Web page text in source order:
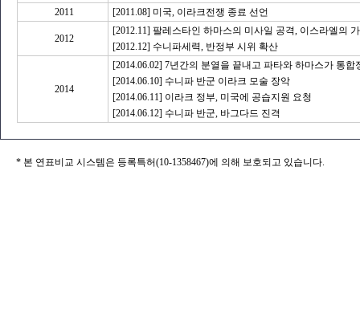
2011
[2011.08] 미국, 이라크전쟁 종료 선언
2012
[2012.11] 팔레스타인 하마스의 미사일 공격, 이스라엘의
[2012.12] 수니파세력, 반정부 시위 확산
2014
[2014.06.02] 7년간의 분열을 끝내고 파타와 하마스가 통합
[2014.06.10] 수니파 반군 이라크 모술 장악
[2014.06.11] 이라크 정부, 미국에 공습지원 요청
[2014.06.12] 수니파 반군, 바그다드 진격
* 본 연표비교 시스템은 등록특허(10-1358467)에 의해 보호되고 있습니다.